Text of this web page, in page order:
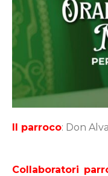
Il parroco: Don
Collaboratori